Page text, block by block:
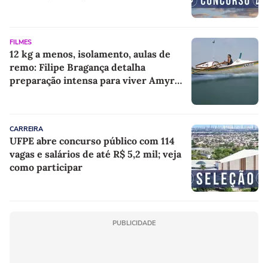
FILMES
12 kg a menos, isolamento, aulas de
remo: Filipe Bragança detalha
preparação intensa para viver Amyr
CARREIRA
UFPE abre concurso público com 114
vagas e salários de até R$ 5,2 mil; veja
como participar
PUBLICIDADE